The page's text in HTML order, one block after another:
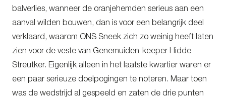
balverlies, wanneer de oranjehemden serieus aan een
aanval wilden bouwen, dan is voor een belangrijk deel
verklaard, waarom ONS Sneek zich zo weinig heeft laten
zien voor de veste van Genemuiden-keeper Hidde
Streutker. Eigenlijk alleen in het laatste kwartier waren er
een paar serieuze doelpogingen te noteren. Maar toen
was de wedstrijd al gespeeld en zaten de drie punten